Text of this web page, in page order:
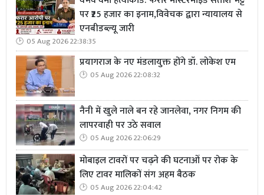
पर ₹25 हजार का इनाम,विवेचक द्वारा न्यायालय से
एनबीडब्ल्यू जारी
05 Aug 2026 22:38:35
प्रयागराज के नए मंडलायुक्त होंगे डॉ. लोकेश एम
05 Aug 2026 22:08:32
नैनी में खुले नाले बन रहे जानलेवा, नगर निगम की
लापरवाही पर उठे सवाल
05 Aug 2026 22:06:29
मोबाइल टावरों पर चढ़ने की घटनाओं पर रोक के
लिए टावर मालिकों संग अहम बैठक
05 Aug 2026 22:04:42